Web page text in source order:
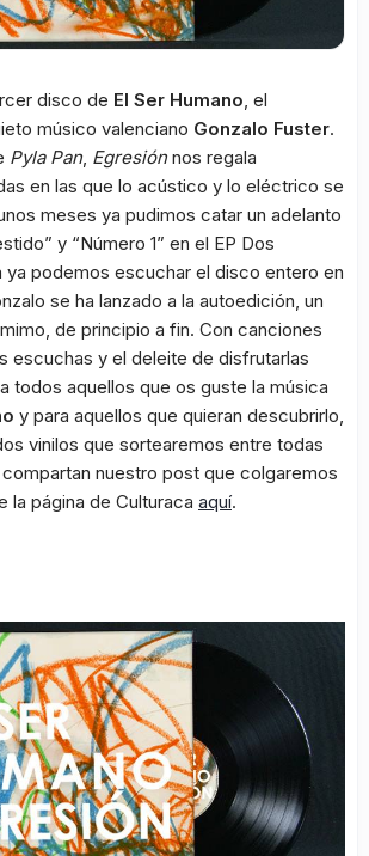
disco de El Ser Humano, el
músico valenciano Gonzalo Fuster.
Pyla Pan, Egresiónnos regala
en las que lo acústico y lo eléctrico se
meses ya pudimos catar un adelanto
y “Número 1” en el EP Dos
ya podemos escuchar el disco entero en
se ha lanzado a la autoedición, un
de principio a fin. Con canciones
escuchas y el deleite de disfrutarlas
todos aquellos que os guste la música
y para aquellos que quieran descubrirlo,
vinilos que sortearemos entre todas
nuestro post que colgaremos
la página de Culturaca aquí.